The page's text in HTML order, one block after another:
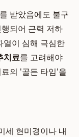
받았음에도 불구
되어 근력 저하
열이 심해 극심한
치료를 고려해야
의 '골든 타임'을
세 현미경이나 내